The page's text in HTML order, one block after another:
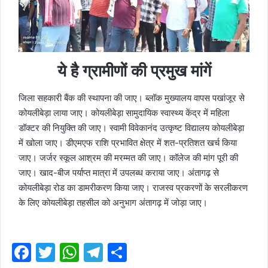
ये है ग्रामीणों की प्रमुख मांगें
जिला सहकारी बैंक की स्थापना की जाए। ब्लॉक मुख्यालय वापस पखांजूर से
कोयलीबेड़ा लाया जाए। कोयलीबेड़ा सामुदायिक स्वास्थ्य केंद्र में महिला
डॉक्टर की नियुक्ति की जाए। स्वामी विवेकानंद उत्कृष्ट विद्यालय कोयलीबेड़ा
में खोला जाए। डीएमएफ राशि प्रभावित क्षेत्र में शत-प्रतिशत खर्च किया
जाए। जर्जर स्कूल आश्रम की मरम्मत की जाए। कॉलेज की मांग पूरी की
जाए। खाद-बीज पर्याप्त मात्रा में उपलब्ध कराया जाए। अंतागढ़ से
कोयलीबेड़ा रोड का डामरीकरण किया जाए। राजस्व प्रकरणों के सरलीकरण
के लिए कोयलीबेड़ा तहसील को अनुभाग अंतागढ़ में जोड़ा जाए।
F
T
W T